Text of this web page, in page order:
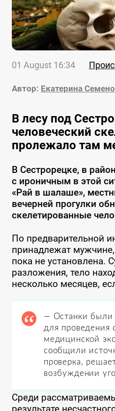
01 August 16:34
Автор: Екатерина
В лесу под
человеческий
пролежало там
В Сестрорецке, в
с ироничным в этой
«Рай в шалаше»,
вечерней прогулки
скелетированные
По предварительной
принадлежат
пока не установлена.
разложения, тело
несколько месяцев,
— Останки были
для проведения
медицинской
сообщили
проверка,
возбуждении
Среди